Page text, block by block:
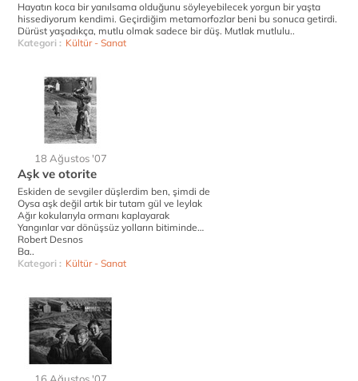
Hayatın koca bir yanılsama olduğunu söyleyebilecek yorgun bir yaşta
hissediyorum kendimi. Geçirdiğim metamorfozlar beni bu sonuca getirdi.
Dürüst yaşadıkça, mutlu olmak sadece bir düş. Mutlak mutlulu..
Kategori : Kültür - Sanat
18 Ağustos '07
Aşk ve otorite
Eskiden de sevgiler düşlerdim ben, şimdi de
Oysa aşk değil artık bir tutam gül ve leylak
Ağır kokularıyla ormanı kaplayarak
Yangınlar var dönüşsüz yolların bitiminde…
Robert Desnos
Ba..
Kategori : Kültür - Sanat